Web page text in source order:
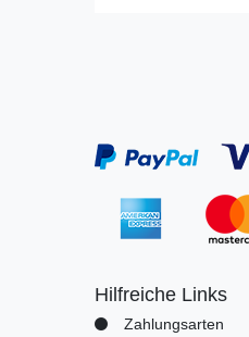
Hilfreiche Links
Zahlungsarten